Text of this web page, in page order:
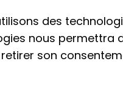
des
nous
son